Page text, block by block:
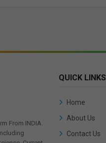
From INDIA.
QUICK LINKS
Home
About Us
Contact Us